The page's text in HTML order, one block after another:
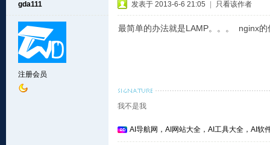
gda111
注册会员
发表于 2013-6-6 21:05 只看该作者
最简单的办法就是LAMP。。。 nginx
我不是我
AI导航网，AI网站大全，AI工具大全，AI软